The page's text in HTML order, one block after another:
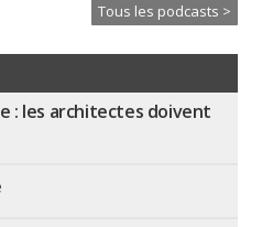
Tous les podcasts >
: les architectes doivent